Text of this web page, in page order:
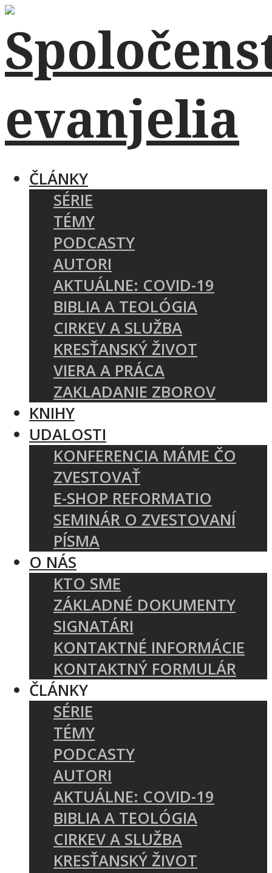
ČLÁNKY
SÉRIE
TÉMY
PODCASTY
AUTORI
AKTUÁLNE: COVID-19
BIBLIA A TEOLÓGIA
CIRKEV A SLUŽBA
KRESŤANSKÝ ŽIVOT
VIERA A PRÁCA
ZAKLADANIE ZBOROV
KNIHY
UDALOSTI
KONFERENCIA MÁME ČO
ZVESTOVAŤ
E-SHOP REFORMATIO
SEMINÁR O ZVESTOVANÍ
PÍSMA
O NÁS
KTO SME
ZÁKLADNÉ DOKUMENTY
SIGNATÁRI
KONTAKTNÉ INFORMÁCIE
KONTAKTNÝ FORMULÁR
ČLÁNKY
SÉRIE
TÉMY
PODCASTY
AUTORI
AKTUÁLNE: COVID-19
BIBLIA A TEOLÓGIA
CIRKEV A SLUŽBA
KRESŤANSKÝ ŽIVOT